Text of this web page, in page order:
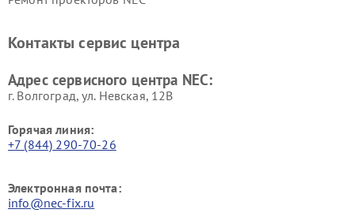
Контакты сервис центра
Адрес сервисного центра NEC:
г. Волгоград, ул. Невская, 12В
Горячая линия:
+7 (844) 290-70-26
Электронная почта:
info@nec-fix.ru